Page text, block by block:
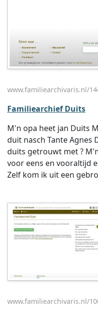
www.familiearchivaris.nl/
Familiearchief Duits
M'n opa heet jan Duits
duit nasch Tante Agnes
duits getrouwt met ?
voor eens en vooraltijd
Zelf kom ik uit een
www.familiearchivaris.nl/